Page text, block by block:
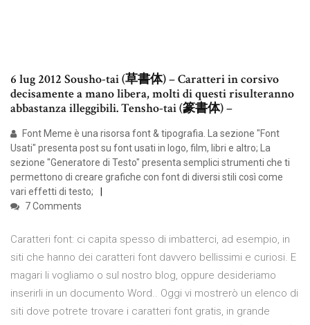
6 lug 2012 Sousho-tai (草書体) – Caratteri in corsivo
decisamente a mano libera, molti di questi risulteranno
abbastanza illeggibili. Tensho-tai (篆書体) –
Font Meme è una risorsa font & tipografia. La sezione "Font
Usati" presenta post su font usati in logo, film, libri e altro; La
sezione "Generatore di Testo" presenta semplici strumenti che ti
permettono di creare grafiche con font di diversi stili così come
vari effetti di testo;
7 Comments
Caratteri font: ci capita spesso di imbatterci, ad esempio, in
siti che hanno dei caratteri font davvero bellissimi e curiosi. E
magari li vogliamo o sul nostro blog, oppure desideriamo
inserirli in un documento Word.. Oggi vi mostrerò un elenco di
siti dove potrete trovare i caratteri font gratis, in grande